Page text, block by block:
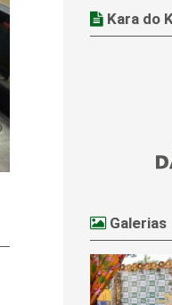
Kara do
Galerias